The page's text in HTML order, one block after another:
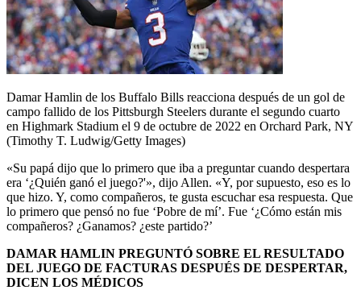
Damar Hamlin de los Buffalo Bills reacciona después de un gol de
campo fallido de los Pittsburgh Steelers durante el segundo cuarto
en Highmark Stadium el 9 de octubre de 2022 en Orchard Park, NY
(Timothy T. Ludwig/Getty Images)
«Su papá dijo que lo primero que iba a preguntar cuando despertara
era ‘¿Quién ganó el juego?'», dijo Allen. «Y, por supuesto, eso es lo
que hizo. Y, como compañeros, te gusta escuchar esa respuesta. Que
lo primero que pensó no fue ‘Pobre de mí’. Fue ‘¿Cómo están mis
compañeros? ¿Ganamos? ¿este partido?’
DAMAR HAMLIN PREGUNTÓ SOBRE EL RESULTADO
DEL JUEGO DE FACTURAS DESPUÉS DE DESPERTAR,
DICEN LOS MÉDICOS